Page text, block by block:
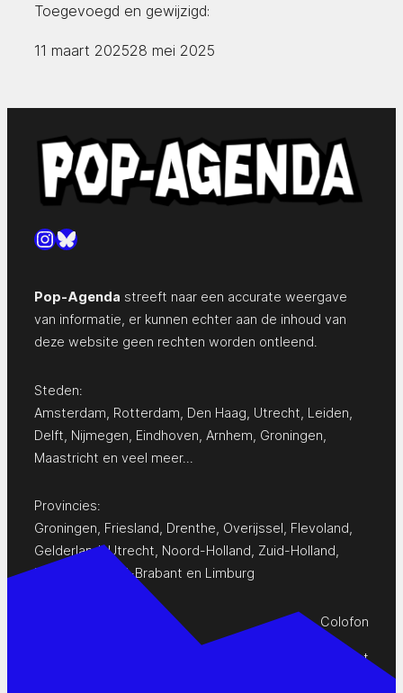
Toegevoegd en gewijzigd:
11 maart 202528 mei 2025
Instagram
Bluesky
Pop-Agenda streeft naar een accurate weergave
van informatie, er kunnen echter aan de inhoud van
deze website geen rechten worden ontleend.
Steden:
Amsterdam Rotterdam Den Haag Utrecht Leiden
Delft Nijmegen Eindhoven Arnhem Groningen
Maastricht en veel meer…
Provincies:
Groningen, Friesland, Drenthe, Overijssel, Flevoland,
Gelderland,Utrecht, Noord-Holland, Zuid-Holland,
Zeeland
Noord-Brabant en Limburg
Colofon
Privacy Statement